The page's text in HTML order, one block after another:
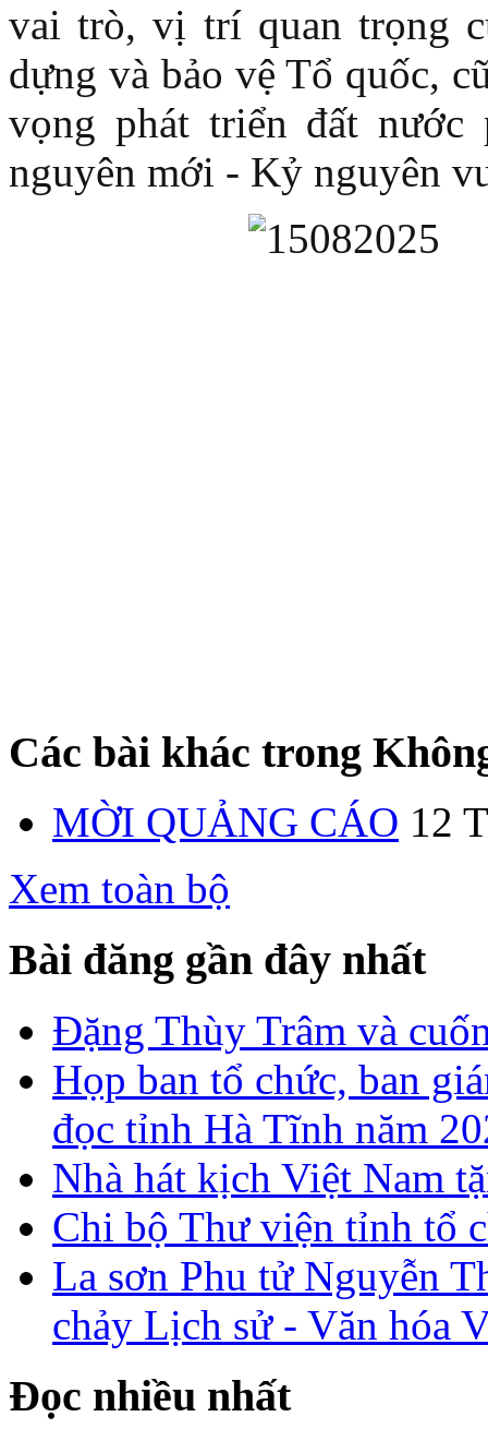
vai trò, vị trí quan trọng
dựng và bảo vệ Tổ quốc,
vọng phát triển đất
nguyên mới - Kỷ nguyên
Các bài khác trong
MỜI QUẢNG CÁO 12
Xem toàn bộ
Bài đăng gần đây nhất
Đặng Thùy Trâm và
Họp ban tổ chức, ban
đọc tỉnh Hà Tĩnh năm
Nhà hát kịch Việt Nam
Chi bộ Thư viện tỉnh tổ
La sơn Phu tử Nguyễn
chảy Lịch sử - Văn hóa
Đọc nhiều nhất